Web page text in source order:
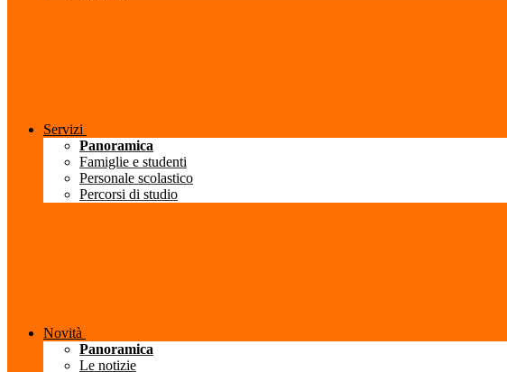
Servizi
Panoramica
Famiglie e studenti
Personale scolastico
Percorsi di studio
Novità
Panoramica
Le notizie